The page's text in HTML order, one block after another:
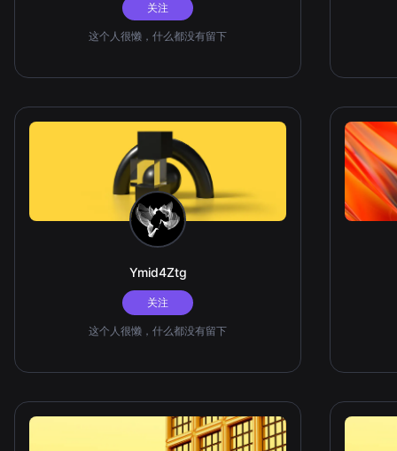
关注
这个人很懒，什么都没有留下
Ymid4Ztg
关注
这个人很懒，什么都没有留下